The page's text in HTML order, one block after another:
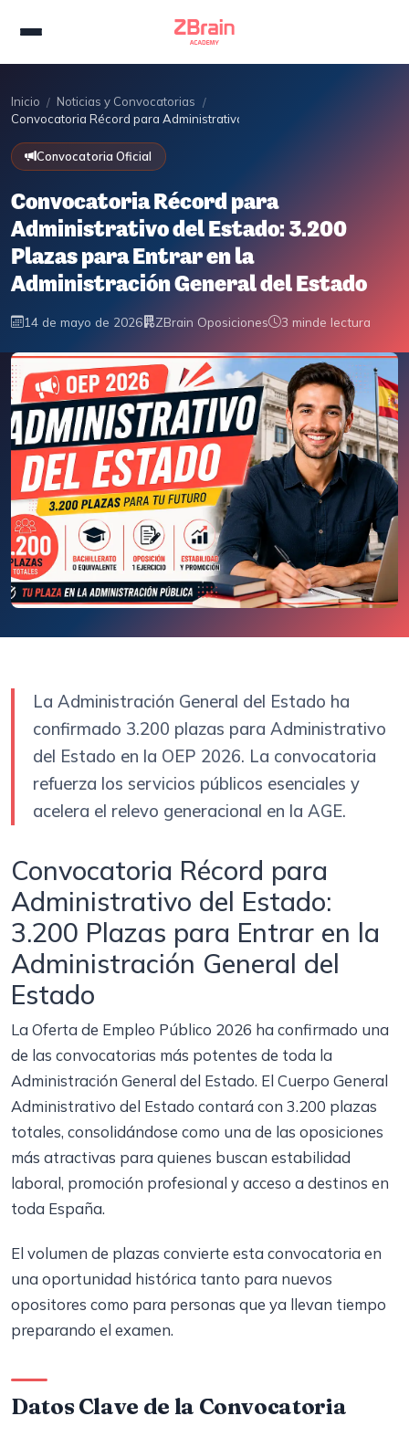
Inicio / Noticias y Convocatorias /
Convocatoria Récord para Administrativo del Estado: 3.200 Plazas
Convocatoria Oficial
Convocatoria Récord para
Administrativo del Estado: 3.200
Plazas para Entrar en la
Administración General del Estado
14 de mayo de 2026 ZBrain Oposiciones 3 minde lectura
La Administración General del Estado ha
confirmado 3.200 plazas para Administrativo
del Estado en la OEP 2026. La convocatoria
refuerza los servicios públicos esenciales y
acelera el relevo generacional en la AGE.
Convocatoria Récord para
Administrativo del Estado:
3.200 Plazas para Entrar en la
Administración General del
Estado
La Oferta de Empleo Público 2026 ha confirmado una
de las convocatorias más potentes de toda la
Administración General del Estado. El Cuerpo General
Administrativo del Estado contará con 3.200 plazas
totales, consolidándose como una de las oposiciones
más atractivas para quienes buscan estabilidad
laboral, promoción profesional y acceso a destinos en
toda España.
El volumen de plazas convierte esta convocatoria en
una oportunidad histórica tanto para nuevos
opositores como para personas que ya llevan tiempo
preparando el examen.
Datos Clave de la Convocatoria